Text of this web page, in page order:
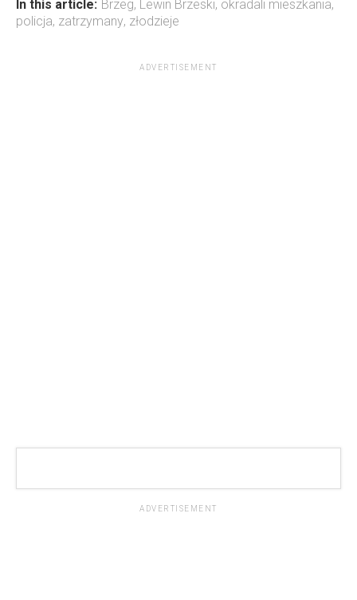
In this article: Brzeg, Lewin Brzeski, okradali mieszkania,
policja, zatrzymany, złodzieje
ADVERTISEMENT
ADVERTISEMENT